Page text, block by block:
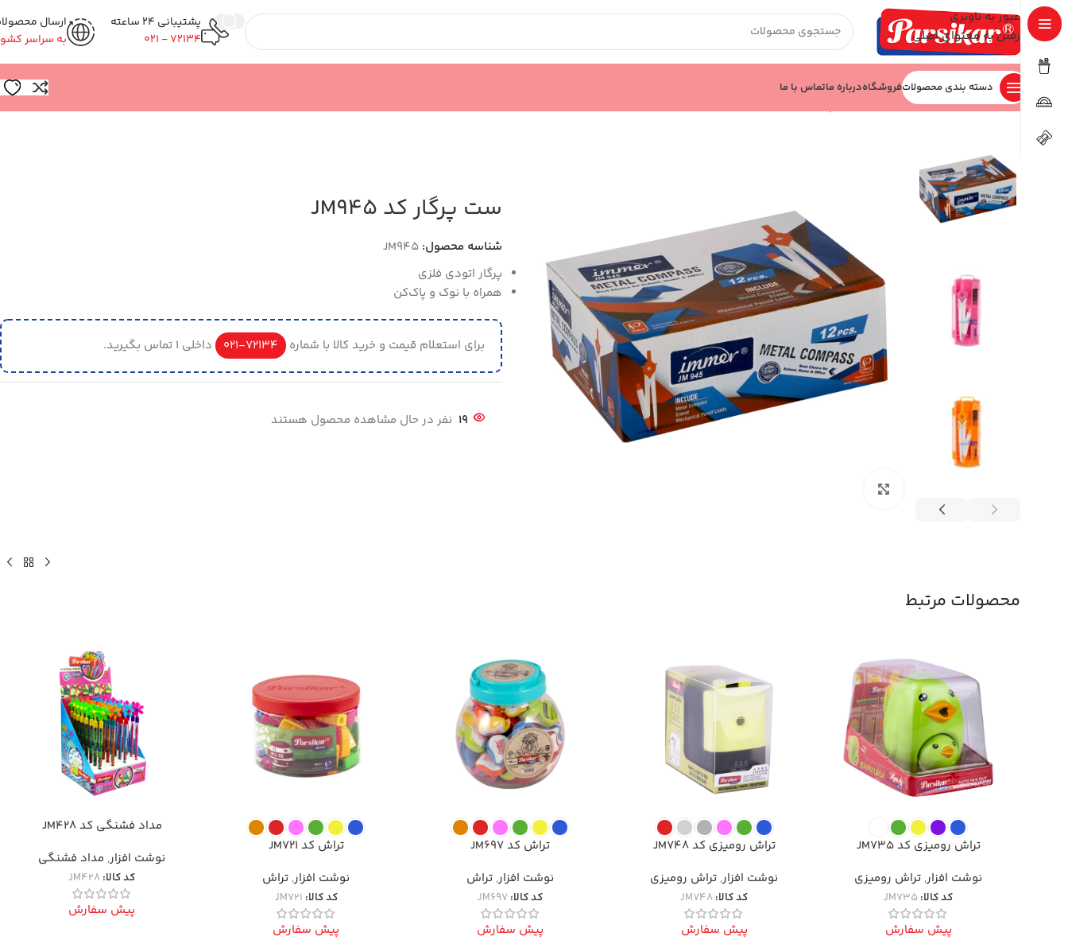
عبور به ناوبری
رفتن به محتوای اصلی
پشتیبانی 24 ساعته
72134 - 021
ارسال
به سراسر
دسته بندی محصولاتفروشگاهدرباره ماتماس با ما
خانه نوشت افزار ست ریاضی
ست پرگار کد JM945
شناسه محصول: JM945
پرگار اتودی فلزی
همراه با نوک و پاک‌کن
برای استعلام قیمت و خرید کالا با شماره 72134-021 داخلی 1 تماس بگیرید.
19 نفر در حال مشاهده محصول هستند
محصولات مرتبط
تراش رومیزی کد JM735
نوشت افزار, تراش رومیزی
کد کالا:JM735
پیش سفارش
تراش رومیزی کد JM748
نوشت افزار, تراش رومیزی
کد کالا:JM748
پیش سفارش
تراش کد JM697
نوشت افزار, تراش
کد کالا:JM697
پیش سفارش
تراش کد JM721
نوشت افزار, تراش
کد کالا: JM721
پیش سفارش
مداد فشنگی کد JM428
نوشت افزار, مداد فشنگی
کد کالا:JM428
پیش سفارش